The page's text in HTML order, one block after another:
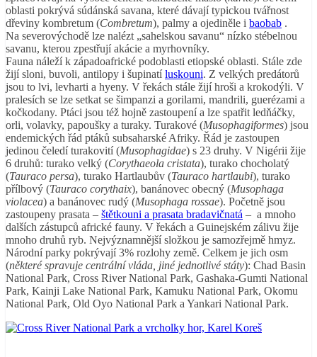
oblasti pokrývá súdánská savana, které dávají typickou tvářnost
dřeviny kombretum (Combretum), palmy a ojediněle i baobab .
Na severovýchodě lze nalézt „sahelskou savanu“ nízko stébelnou
savanu, kterou zpestřují akácie a myrhovníky.
Fauna náleží k západoafrické podoblasti etiopské oblasti. Stále zde
žijí sloni, buvoli, antilopy i šupinatíluskouni. Z velkých predátorů
jsou to lvi, levharti a hyeny. V řekách stále žijí hroši a krokodýli. V
pralesích se lze setkat se šimpanzi a gorilami, mandrili, guerézami a
kočkodany. Ptáci jsou též hojně zastoupení a lze spatřit ledňáčky,
orli, volavky, papoušky a turaky. Turakové (Musophagiformes) jsou
endemických řád ptáků subsaharské Afriky. Řád je zastoupen
jedinou čeledí turakovití (Musophagidae) s 23 druhy. V Nigérii žije
6 druhů: turako velký (Corythaeola cristata), turako chocholatý
(Tauraco persa), turako Hartlaubův (Tauraco hartlaubi), turako
přílbový (Tauraco corythaix), banánovec obecný (Musophaga
violacea) a banánovec rudý (Musophaga rossae). Početně jsou
zastoupeny prasata – štětkouni a prasata bradavičnatá – a mnoho
dalších zástupců africké fauny. V řekách a Guinejském zálivu žije
mnoho druhů ryb. Nejvýznamnější složkou je samozřejmě hmyz.
Národní parky pokrývají 3% rozlohy země. Celkem je jich osm
(některé spravuje centrální vláda, jiné jednotlivé státy): Chad Basin
National Park, Cross River National Park, Gashaka-Gumti National
Park, Kainji Lake National Park, Kamuku National Park, Okomu
National Park, Old Oyo National Park a Yankari National Park.